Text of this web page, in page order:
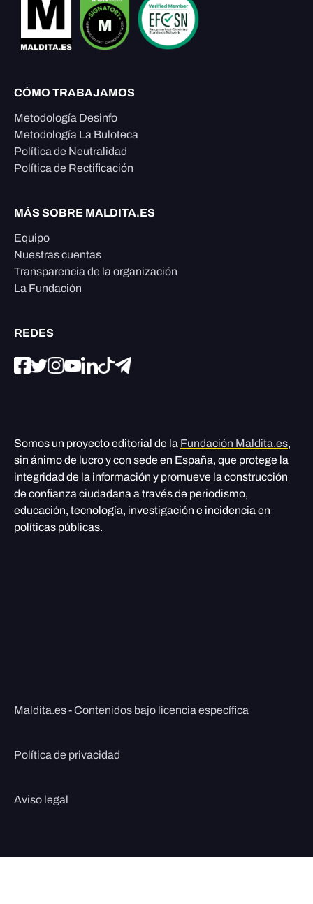
CÓMO TRABAJAMOS
Metodología Desinfo
Metodología La Buloteca
Política de Neutralidad
Política de Rectificación
MÁS SOBRE MALDITA.ES
Equipo
Nuestras cuentas
Transparencia de la organización
La Fundación
REDES
Somos un proyecto editorial de la Fundación Maldita.es,
sin ánimo de lucro y con sede en España, que protege la
integridad de la información y promueve la construcción
de confianza ciudadana a través de periodismo,
educación, tecnología, investigación e incidencia en
políticas públicas.
Maldita.es - Contenidos bajo licencia específica
Política de privacidad
Aviso legal